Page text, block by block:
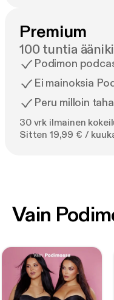
Premium
100 tuntia
Podimon
Ei mainoksia
Peru milloin
30 vrk ilmainen
Sitten 19,99 € /
Vain